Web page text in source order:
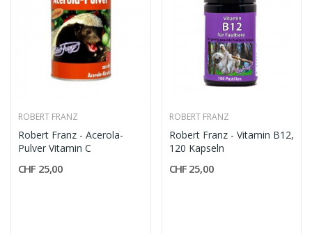
ROBERT FRANZ
Robert Franz - Acerola-
Pulver Vitamin C
CHF 25,00
ROBERT FRANZ
Robert Franz - Vitamin B12,
120 Kapseln
CHF 25,00